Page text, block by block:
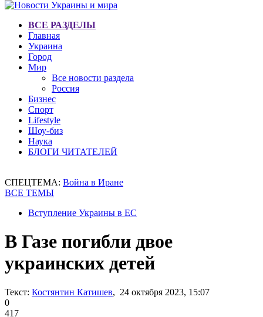
ВСЕ РАЗДЕЛЫ
Главная
Украина
Город
Мир
Все новости раздела
Россия
Бизнес
Спорт
Lifestyle
Шоу-биз
Наука
БЛОГИ ЧИТАТЕЛЕЙ
СПЕЦТЕМА: Война в Иране
ВСЕ ТЕМЫ
Вступление Украины в ЕС
В Газе погибли двое
украинских детей
Текст: Костянтин Катишев, 24 октября 2023, 15:07
0
417